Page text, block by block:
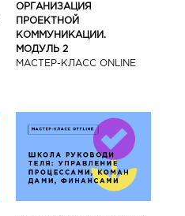
ОРГАНИЗАЦИЯ
ПРОЕКТНОЙ
КОММУНИКАЦИИ.
МОДУЛЬ 2
МАСТЕР-КЛАСС ONLINE